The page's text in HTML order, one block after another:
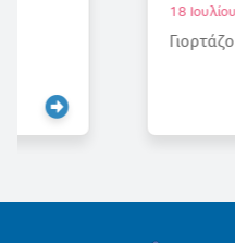
Γιορτάζουμε την Άνοιξη